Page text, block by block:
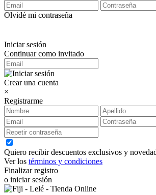
Olvidé mi contraseña
Iniciar sesión
Continuar como invitado
Crear una cuenta
×
Registrarme
Quiero recibir descuentos exclusivos y
Ver los términos y condiciones
Finalizar registro
o iniciar sesión